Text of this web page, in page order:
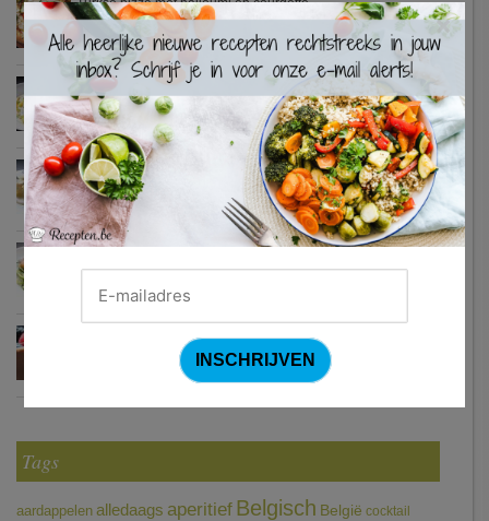
Turkse pizza met halloumi en courgette
Waterzooi van pladijs met venkel (Colruyt)
Zweedse gehaktballetjes
Chocomousse met fruitbier
Tags
aardappelen alledaags aperitief Belgisch België cocktail
×